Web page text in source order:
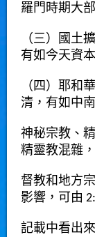
羅門時期大
（三）國土
有如今天資
（四）耶和
清，有如中
神秘宗教、
精靈教混雜
督教和地方
影響，可由
記載中看出